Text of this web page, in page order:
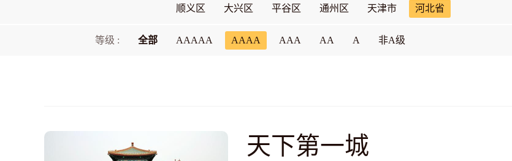
顺义区
大兴区 平谷区 通州区 天津市 河北省
等级 : 全部 AAAAA AAAA AAA AA A 非A级
天下第一城